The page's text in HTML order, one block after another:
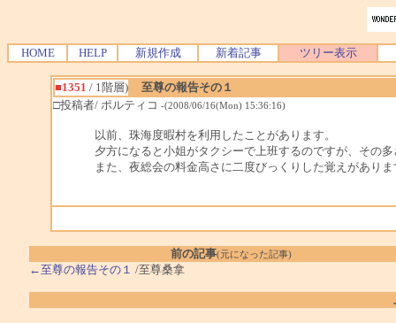
HOME HELP 新規作成 新着記事 ツリー表示
■1351 / 1階層)
至尊の報告その１
□投稿者/ ポルティコ -(2008/06/16(Mon) 15:36:16)
以前、珠海度暇村を利用したことがあります。
夕方になると小姐がタクシーで上班するのですが、その
また、夜総会の料金高さに二度びっくりした覚えがあり
前の記事(元になった記事)
←至尊の報告その１ /至尊桑拿